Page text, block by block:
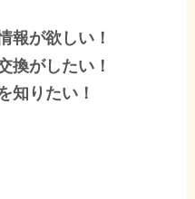
報が欲しい！
換がしたい！
知りたい！